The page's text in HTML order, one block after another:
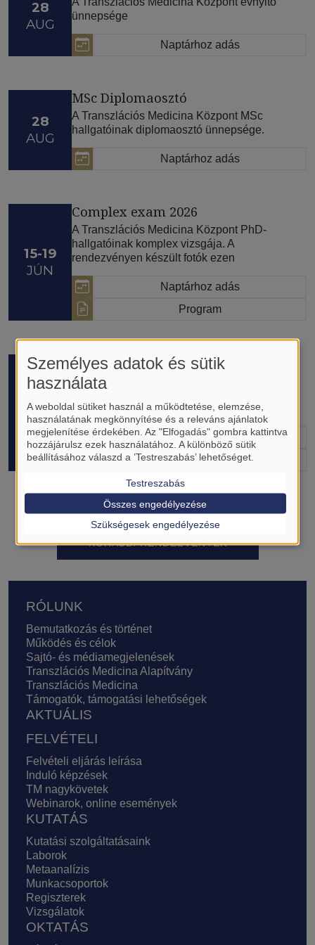
28
AUG
ünnepsége
Naptárhoz adás
28
AUG
MSc Diplomaosztó
A Transzlációs Medicina Központ MSc
hallgatóinak diplomaosztó ünnepsége.
Naptárhoz adás
15-19
JÚN
Complex exam 2026
A Transzlációs Medicina Központ PhD-
hallgatóinak komplex vizsgája. A
rendezvényen készült fotók ezen
Naptárhoz adás
Program
02-04
JÚN
Progress Report III.
A Transzlációs Medicina Központ PhD
rendezvényen készült
Naptárhoz adás
Program
KORÁBBI RENDEZVÉNYEK
Lábléc
RÓLUNK
Bemutatkozás és történet
Működés és célok
Sajtó- és médiamegjelenések
Transzlációs Medicina Alapítvány
Transzlációs Medicina
Támogatók, támogatási lehetőségek
AKTUÁLIS
FELVÉTELI
Felvételi eljárás leírása
Induló képzések
TM nagykövetek
Webinarok, online események
KUTATÁS
Kutatási szolgáltatásaink
Laborok
Metaanalízis
Munkacsoportok
Regiszterek
Vizsgálatok
OKTATÁS
Személyes adatok és sütik
használata
A weboldal sütiket használ a működtetése, elemzése,
használatának megkönnyítése és a releváns ajánlatok
megjelenítése érdekében. Az "Elfogadás" gombra kattintva
hozzájárulsz ezek használatához. A különböző sütik
beállításához válaszd a ’Testreszabás’ lehetőséget.
Testreszabás
Szükségesek engedélyezése
Összes engedélyezése